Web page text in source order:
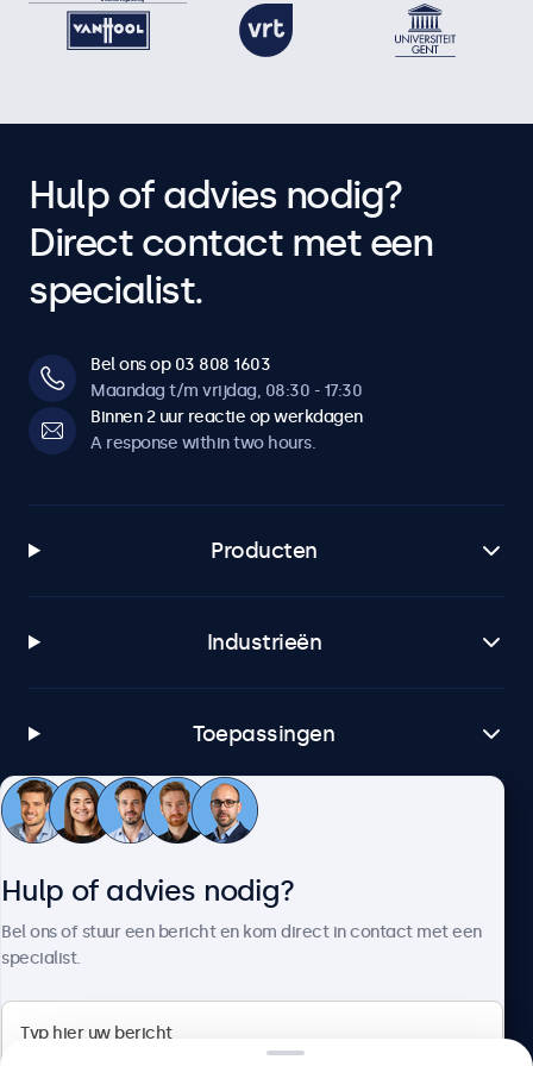
Vergrendelbare bedieningsknoppen
optionele dimmer.
Spiegelfunctie
verticaal worden gespiegeld.
Aansluitingen
HDMI
1x
1x
BNC (CVBS)
1x
USB-A
1x (MP4, AVI, MKV, MOV, MPG, MP3, WMA, JPG, JPEG, PNG)
1x
Afmetingen (zonder voetsteun)
372 x 232 x 33 mm
Hulp of advies nodig?
Direct contact met een
specialist.
Bel ons op 03 808 1603
Maandag t/m vrijdag, 08:30 - 17:30
Binnen 2 uur reactie op werkdagen
A response within two hours.
Producten
Industrieën
Toepassingen
Klantenservice
Hulp of advies nodig?
Bel ons of stuur een bericht en kom direct in contact met een
specialist.